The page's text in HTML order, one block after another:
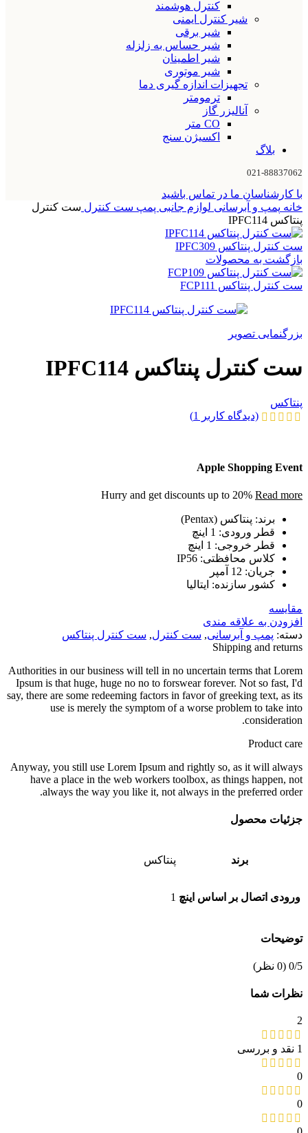
کنترل هوشمند
شیر کنترل ایمنی
شیر برقی
شیر حساس به زلزله
شیر اطمینان
شیر موتوری
تجهیزات اندازه گیری دما
ترمومتر
آنالیزر گاز
CO متر
اکسیژن سنج
بلاگ
021-88837062
با کارشناسان ما در تماس باشید
خانه پمپ و آبرسانی لوازم جانبی پمپ ست کنترل ست کنترل
پنتاکس IPFC114
ست کنترل پنتاکس IPFC309
بازگشت به محصولات
ست کنترل پنتاکس FCP111
بزرگنمایی تصویر
ست کنترل پنتاکس IPFC114
پنتاکس
(دیدگاه کاربر
1
)
Apple Shopping Event
Hurry and get discounts up to 20% Read more
برند: پنتاکس (Pentax)
قطر ورودی: 1 اینچ
قطر خروجی: 1 اینچ
کلاس محافظتی:
IP56
جریان: 12 آمپر
کشور سازنده: ایتالیا
مقایسه
افزودن به علاقه مندی
دسته: پمپ و آبرسانی, ست کنترل, ست کنترل پنتاکس
Shipping and returns
Authorities in our business will tell in no uncertain terms that Lorem
Ipsum is that huge, huge no no to forswear forever. Not so fast, I'd
say, there are some redeeming factors in favor of greeking text, as its
use is merely the symptom of a worse problem to take into
consideration.
Product care
Anyway, you still use Lorem Ipsum and rightly so, as it will always
have a place in the web workers toolbox, as things happen, not
always the way you like it, not always in the preferred order.
جزئیات محصول
برند پنتاکس
ورودی اتصال بر اساس اینچ 1
توضیحات
‫0/5 ‫(0 نظر)
نظرات شما
2
1 نقد و بررسی
0
0